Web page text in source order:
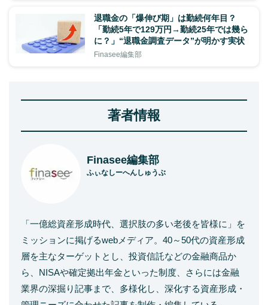
退職金の「爆伸び期」は勤続何年目？
「勤続5年で129万円→勤続25年では幾ら
に？」“退職金調査データ”が明かす実状
Finasee編集部
著者情報
Finasee編集部
ふぃなしーへんしゅうぶ
「一億総資産形成時代、選択肢の多い老後を皆様に」を
ミッションに掲げるwebメディア。40～50代の資産形成
層を主なターゲットとし、投資信託などの金融商品か
ら、NISAや確定拠出年金といった制度、さらには金融
業界の深掘り記事まで、多様化し、深化する資産形成・